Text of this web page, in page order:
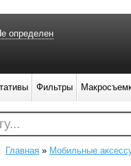
Главная » Мобильные
определен
Фильтры